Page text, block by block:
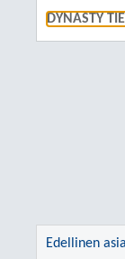
DYNASTY
Edellinen asia